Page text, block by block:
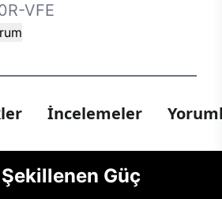
VFE
İncelemeler
Güç